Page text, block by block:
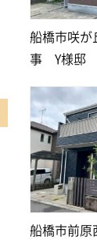
船橋市咲
事 Y様邸
船橋市前